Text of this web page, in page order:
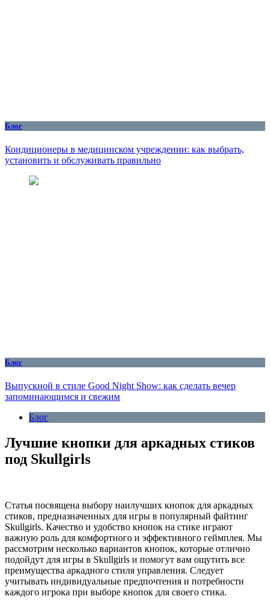
Блог
Кондиционеры в медицинском учреждении: как выбрать,
установить и обслуживать правильно
Блог
Выпускной в стиле Good Night Show: как сделать вечер
запоминающимся и свежим
Блог
Лучшие кнопки для аркадных стиков
под Skullgirls
Статья посвящена выбору наилучших кнопок для аркадных
стиков, предназначенных для игры в популярный файтинг
Skullgirls. Качество и удобство кнопок на стике играют
важную роль для комфортного и эффективного геймплея. Мы
рассмотрим несколько вариантов кнопок, которые отлично
подойдут для игры в Skullgirls и помогут вам ощутить все
преимущества аркадного стиля управления. Следует
учитывать индивидуальные предпочтения и потребности
каждого игрока при выборе кнопок для своего стика.